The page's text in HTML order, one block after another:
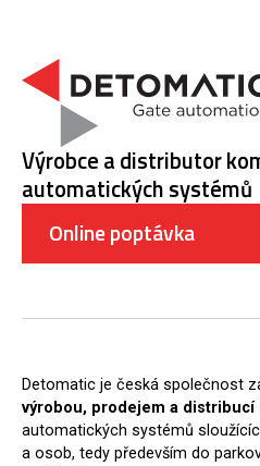
Výrobce a distributor
automatických systémů
Online poptávka
Detomatic je česká společnost
výrobou, prodejem a distribucí
automatických systémů
a osob, tedy především do